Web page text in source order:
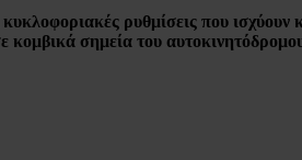
κυκλοφοριακές ρυθμίσεις που
κομβικά σημεία του